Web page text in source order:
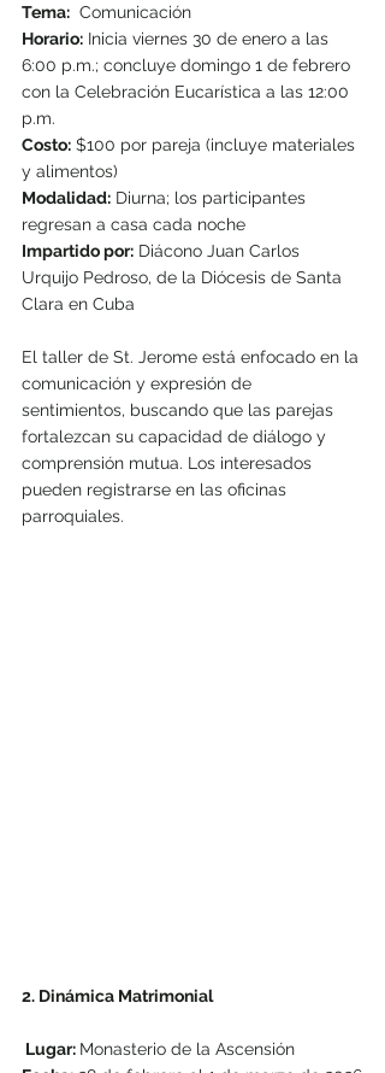
Tema: Comunicación
Horario: Inicia viernes 30 de enero a las
6:00 p.m.; concluye domingo 1 de febrero
con la Celebración Eucarística a las 12:00
p.m.
Costo: $100 por pareja (incluye materiales
y alimentos)
Modalidad: Diurna; los participantes
regresan a casa cada noche
Impartido por: Diácono Juan Carlos
Urquijo Pedroso, de la Diócesis de Santa
Clara en Cuba
El taller de St. Jerome está enfocado en la
comunicación y expresión de
sentimientos, buscando que las parejas
fortalezcan su capacidad de diálogo y
comprensión mutua. Los interesados
pueden registrarse en las oficinas
parroquiales.
2. Dinámica Matrimonial
Lugar: Monasterio de la Ascensión